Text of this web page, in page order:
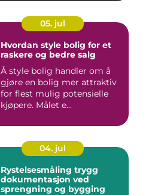
05. jul
Hvordan style bolig for et
raskere og bedre salg
Å style bolig handler om å
gjøre en bolig mer attraktiv
for flest mulig potensielle
kjøpere. Målet e...
04. jul
Rystelsesmåling trygg
dokumentasjon ved
sprengning og bygging